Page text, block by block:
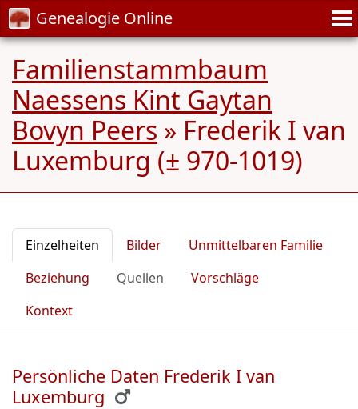
Genealogie Online
Familienstammbaum
Naessens Kint Gaytan
Bovyn Peers » Frederik I van
Luxemburg (± 970-1019)
Einzelheiten Bilder
Unmittelbaren Familie
Beziehung
Quellen
Vorschläge
Kontext
Persönliche Daten Frederik I van
Luxemburg